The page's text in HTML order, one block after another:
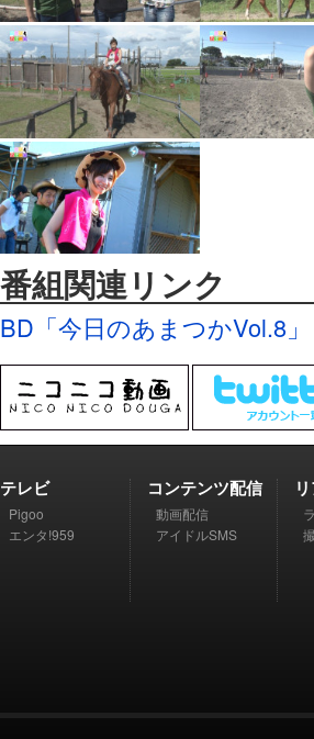
番組関連リンク
BD「今日のあまつかVol.8」
テレビ
Pigoo
エンタ!959
コンテンツ配信
動画配信
アイドルSMS